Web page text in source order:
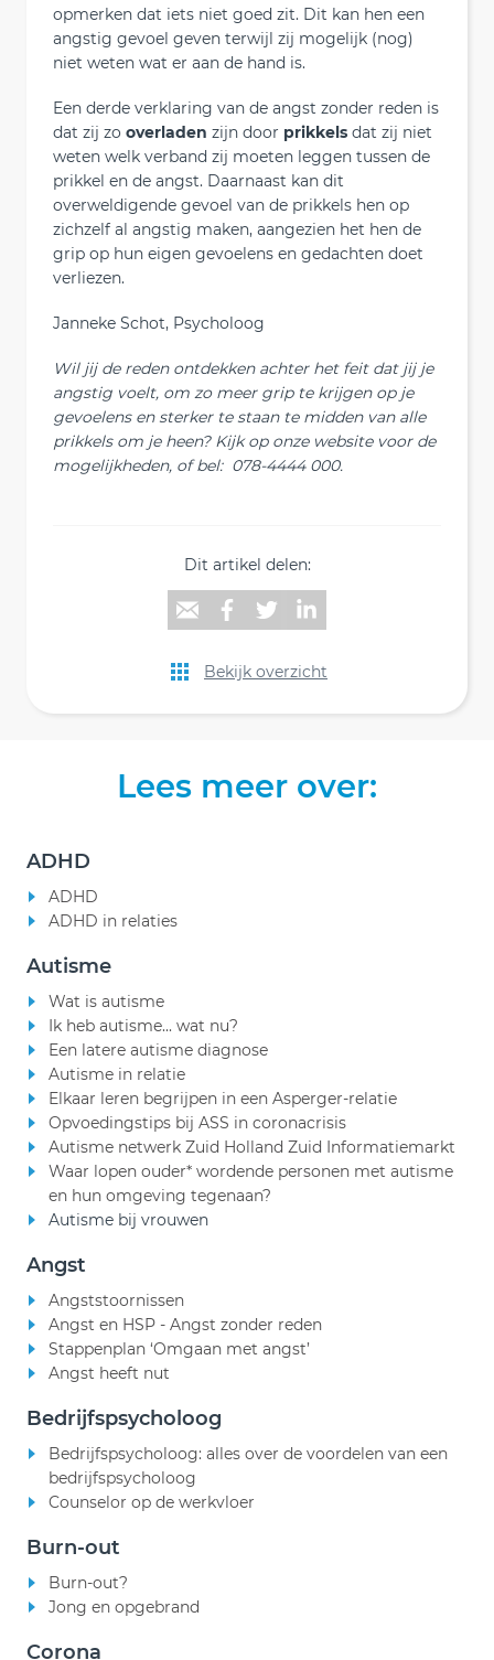
opmerken dat iets niet goed zit. Dit kan hen een
angstig gevoel geven terwijl zij mogelijk (nog)
niet weten wat er aan de hand is.
Een derde verklaring van de angst zonder reden is
dat zij zo overladen zijn door prikkels dat zij niet
weten welk verband zij moeten leggen tussen de
prikkel en de angst. Daarnaast kan dit
overweldigende gevoel van de prikkels hen op
zichzelf al angstig maken, aangezien het hen de
grip op hun eigen gevoelens en gedachten doet
verliezen.
Janneke Schot, Psycholoog
Wil jij de reden ontdekken achter het feit dat jij je
angstig voelt, om zo meer grip te krijgen op je
gevoelens en sterker te staan te midden van alle
prikkels om je heen? Kijk op onze website voor de
mogelijkheden, of bel: 078-4444 000.
Dit artikel delen:
Bekijk overzicht
Lees meer over:
ADHD
ADHD
ADHD in relaties
Autisme
Wat is autisme
Ik heb autisme... wat nu?
Een latere autisme diagnose
Autisme in relatie
Elkaar leren begrijpen in een Asperger-relatie
Opvoedingstips bij ASS in coronacrisis
Autisme netwerk Zuid Holland Zuid Informatiemarkt
Waar lopen ouder* wordende personen met autisme
en hun omgeving tegenaan?
Autisme bij vrouwen
Angst
Angststoornissen
Angst en HSP - Angst zonder reden
Stappenplan ‘Omgaan met angst’
Angst heeft nut
Bedrijfspsycholoog
Bedrijfspsycholoog: alles over de voordelen van een
bedrijfspsycholoog
Counselor op de werkvloer
Burn-out
Burn-out?
Jong en opgebrand
Corona